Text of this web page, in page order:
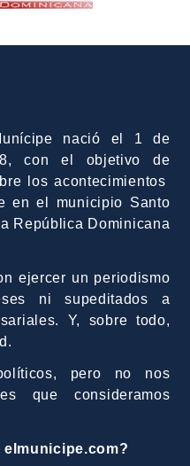
nació el 1 de
con el objetivo de
los acontecimientos
en el municipio Santo
República Dominicana
ejercer un periodismo
ni supeditados a
Y, sobre todo,
pero no nos
que consideramos
elmunicipe.com?